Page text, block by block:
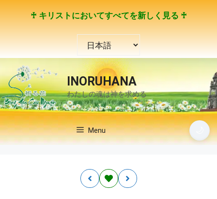
ス
キ
ッ
プ
♰ キリストにおいてすべてを新しく見る ♰
選
択
INORUHANA
わたしの魂は神を求める
Menu